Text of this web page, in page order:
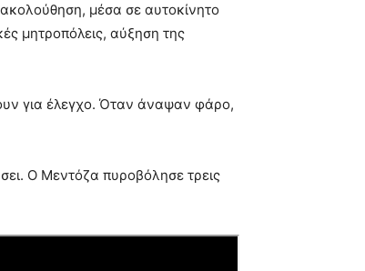
μέσα σε αυτοκίνητο
μητροπόλεις, αύξηση της
για έλεγχο. Όταν άναψαν φάρο,
Ο Μεντόζα πυροβόλησε τρεις